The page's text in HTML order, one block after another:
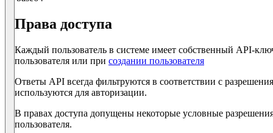
Права доступа
Каждый пользователь в системе имеет собственный API-
пользователя или при создании пользователя
Ответы API всегда фильтруются в соответствии с
используются для авторизации.
В правах доступа допущены некоторые условные
пользователя.